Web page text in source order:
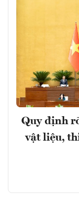
Quy định
vật liệu,